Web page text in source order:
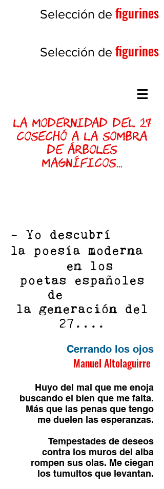
Selección de figurines
Selección de figurines
LA MODERNIDAD DEL 27
COSECHÓ A LA SOMBRA
DE ÁRBOLES
MAGNÍFICOS...
- Yo descubrí
la poesía moderna
en los
poetas españoles
de
la generación del
27....
Cerrando los ojos
Manuel Altolaguirre
Huyo del mal que me enoja
buscando el bien que me falta.
Más que las penas que tengo
me duelen las esperanzas.
Tempestades de deseos
contra los muros del alba
rompen sus olas. Me ciegan
los tumultos que levantan.